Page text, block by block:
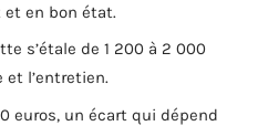
en bon état.
s’étale de 1 200 à 2 000
et l’entretien.
euros, un écart qui dépend